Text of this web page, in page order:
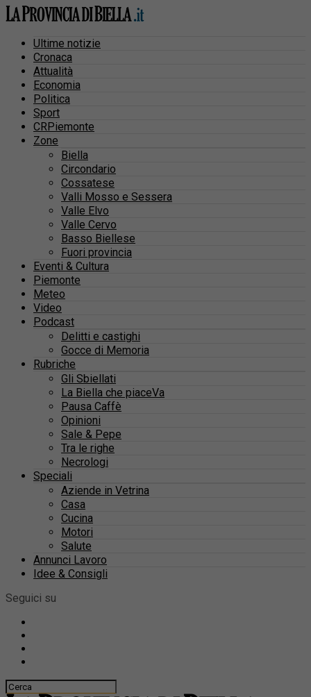
Ultime notizie
Cronaca
Attualità
Economia
Politica
Sport
CRPiemonte
Zone
Biella
Circondario
Cossatese
Valli Mosso e Sessera
Valle Elvo
Valle Cervo
Basso Biellese
Fuori provincia
Eventi & Cultura
Piemonte
Meteo
Video
Podcast
Delitti e castighi
Gocce di Memoria
Rubriche
Gli Sbiellati
La Biella che piaceVa
Pausa Caffè
Opinioni
Sale & Pepe
Tra le righe
Necrologi
Speciali
Aziende in Vetrina
Casa
Cucina
Motori
Salute
Annunci Lavoro
Idee & Consigli
Seguici su